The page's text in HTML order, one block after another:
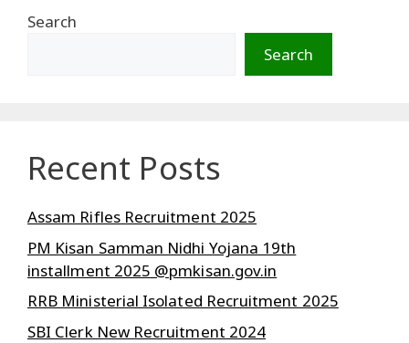
Search
Search
Recent Posts
Assam Rifles Recruitment 2025
PM Kisan Samman Nidhi Yojana 19th
installment 2025 @pmkisan.gov.in
RRB Ministerial Isolated Recruitment 2025
SBI Clerk New Recruitment 2024